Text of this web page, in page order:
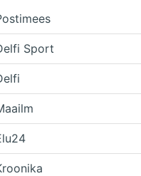
Sport